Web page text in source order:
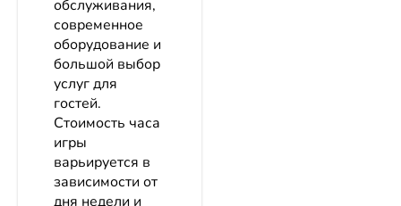
обслуживания,
современное
оборудование и
большой выбор
услуг для
гостей.
Стоимость часа
игры
варьируется в
зависимости от
дня недели и